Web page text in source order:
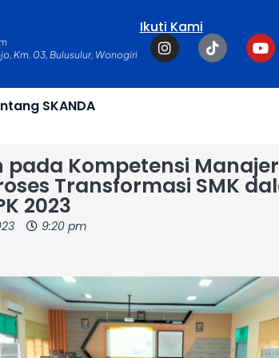
Km. 03, Bulusulur, Wonogiri
Ikuti Kami
I
n
s
t
T
i
k
t
Y
o
u
t
SKANDA
pada Kompetensi
Transformasi SMK
2023
9:20 pm